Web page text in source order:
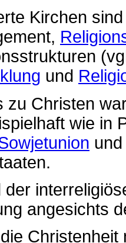
Kirchen
und
zu Christen
wie in
angesichts